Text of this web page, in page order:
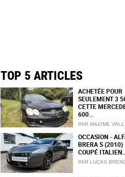
TOP 5 ARTICLES
ACHETÉE POUR
SEULEMENT 3
CETTE
600...
PAR MAXIME
OCCASION -
BRERA S (2010)
COUPÉ ITALIEN...
PAR LUCAS